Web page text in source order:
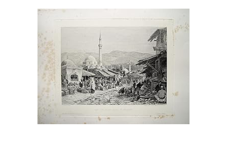
Rare Books
Art & Collectibles
Textbooks
Start Selling
CLOSE